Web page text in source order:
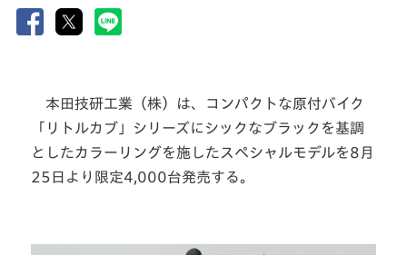
本田技研工業（株）は、コンパクトな原付バイク
「リトルカブ」シリーズにシックなブラックを基調
としたカラーリングを施したスペシャルモデルを8月
25日より限定4,000台発売する。